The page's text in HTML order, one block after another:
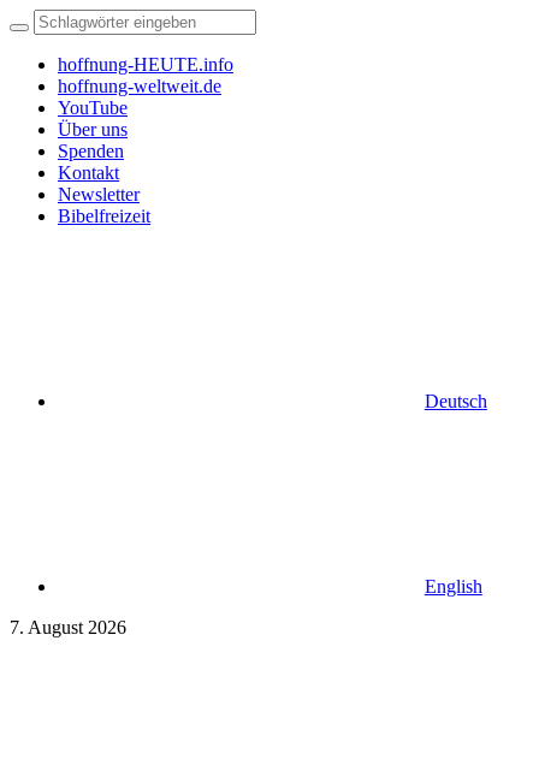
hoffnung-HEUTE.info
hoffnung-weltweit.de
YouTube
Über uns
Spenden
Kontakt
Newsletter
Bibelfreizeit
Deutsch
English
7. August 2026